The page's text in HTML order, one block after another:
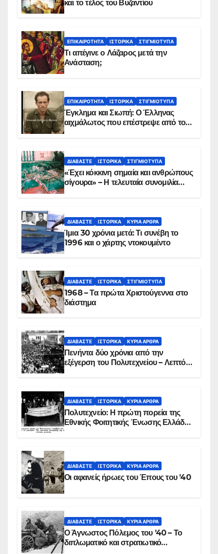
και το τέλος του Βυζαντίου
ΕΠΙΚΑΙΡΌΤΗΤΑ ΙΣΤΟΡΙΚΆ ΣΤΙΓΜΙΌΤΥΠΑ
Τι απέγινε ο Λάζαρος μετά την
Ανάσταση;
ΕΠΙΚΑΙΡΌΤΗΤΑ ΙΣΤΟΡΙΚΆ ΣΤΙΓΜΙΌΤΥΠΑ
Έγκλημα και Σιωπή: Ο Έλληνας
αιχμάλωτος που επέστρεψε από το
ΔΙΑΒΆΣΤΕ ΙΣΤΟΡΙΚΆ ΣΤΙΓΜΙΌΤΥΠΑ
«Έχει κόκκινη σημαία και ανθρώπους
σίγουρα» – Η τελευταία συνομιλία
ΔΙΑΒΆΣΤΕ ΙΣΤΟΡΙΚΆ ΚΥΡΙΑ ΑΡΘΡΑ
Ίμια 30 χρόνια μετά: Τι συνέβη το
1996 και ο χάρτης ντοκουμέντο
ΔΙΑΒΆΣΤΕ ΙΣΤΟΡΙΚΆ ΣΤΙΓΜΙΌΤΥΠΑ
1968 – Τα πρώτα Χριστούγεννα στο
διάστημα
ΔΙΑΒΆΣΤΕ ΙΣΤΟΡΙΚΆ ΚΥΡΙΑ ΑΡΘΡΑ
Πενήντα δύο χρόνια από την
εξέγερση του Πολυτεχνείου – Λεπτό
ΔΙΑΒΆΣΤΕ ΙΣΤΟΡΙΚΆ ΚΥΡΙΑ ΑΡΘΡΑ
Πολυτεχνείο: Η πρώτη πορεία της
Εθνικής Φοιτητικής Ένωσης Ελλάδος
ΔΙΑΒΆΣΤΕ ΙΣΤΟΡΙΚΆ ΚΥΡΙΑ ΑΡΘΡΑ
Οι αφανείς ήρωες του Έπους του ’40
ΔΙΑΒΆΣΤΕ ΙΣΤΟΡΙΚΆ ΚΥΡΙΑ ΑΡΘΡΑ
Ο Άγνωστος Πόλεμος του ’40 – Το
διπλωματικό και στρατιωτικό